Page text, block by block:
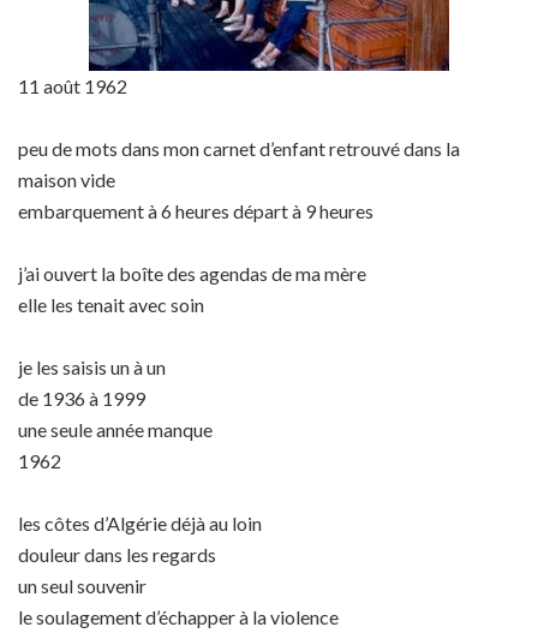
11 août 1962
peu de mots dans mon carnet d’enfant retrouvé dans la
maison vide
embarquement à 6 heures départ à 9 heures
j’ai ouvert la boîte des agendas de ma mère
elle les tenait avec soin
je les saisis un à un
de 1936 à 1999
une seule année manque
1962
les côtes d’Algérie déjà au loin
douleur dans les regards
un seul souvenir
le soulagement d’échapper à la violence